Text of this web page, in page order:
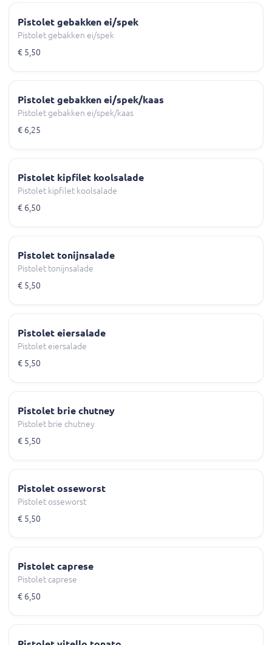
Pistolet gebakken ei/spek
Pistolet gebakken ei/spek
€ 5,50
Pistolet gebakken ei/spek/kaas
Pistolet gebakken ei/spek/kaas
€ 6,25
Pistolet kipfilet koolsalade
Pistolet kipfilet koolsalade
€ 6,50
Pistolet tonijnsalade
Pistolet tonijnsalade
€ 5,50
Pistolet eiersalade
Pistolet eiersalade
€ 5,50
Pistolet brie chutney
Pistolet brie chutney
€ 5,50
Pistolet osseworst
Pistolet osseworst
€ 5,50
Pistolet caprese
Pistolet caprese
€ 6,50